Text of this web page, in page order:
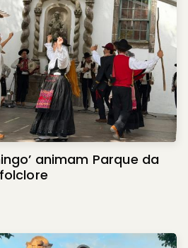
animam Parque da